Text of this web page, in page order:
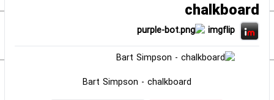
chalkboard
imgflip
Bart Simpson - chalkboard